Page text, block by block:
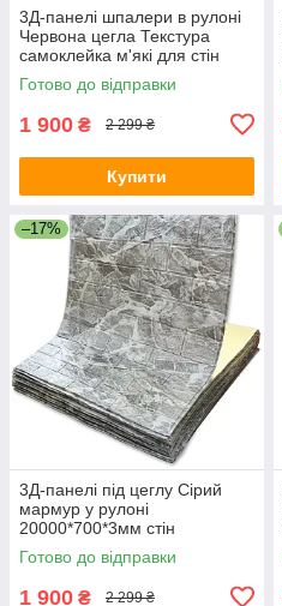
3Д-панелі шпалери в рулоні
Червона цегла Текстура
самоклейка м'які для стін
700мм*20м*3мм R043 SW-
00001333
Готово до відправки
1 900 ₴ 2 299 ₴
Купити
–17%
3Д-панелі під цеглу Сірий
мармур у рулоні
20000*700*3мм стін
шпалери-панелі самоклейка
(R061-3-20) SW-00001196
Готово до відправки
1 900 ₴ 2 299 ₴